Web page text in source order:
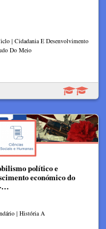
| Cidadania E Desenvolvimento
Do Meio
político e
económico do
…
| História A